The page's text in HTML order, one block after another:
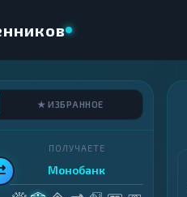
★ ИЗБРАННОЕ
ПОЛУЧАЕТЕ
Монобанк